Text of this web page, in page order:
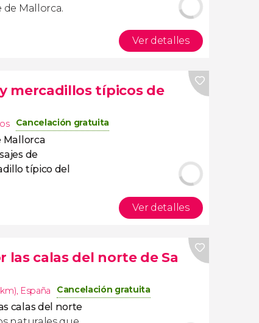
de Mallorca.
Ver detalles
mercadillos típicos de
Cancelación gratuita
Mallorca
de
típico del
Ver detalles
las calas del norte de Sa
, España Cancelación gratuita
calas del norte